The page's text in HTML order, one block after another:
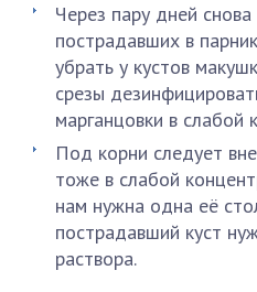
Через пару дней
пострадавших в
убрать у кустов
срезы
марганцовки в слабой
Под корни следует
тоже в слабой
нам нужна одна её
пострадавший куст
раствора.